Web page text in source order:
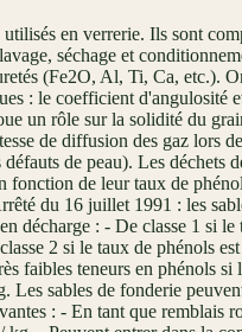
en verrerie. Ils sont
séchage et
(Fe2O, Al, Ti, Ca, etc.).
: le coefficient d'angulosité
un rôle sur la solidité du
de diffusion des gaz lors
de peau). Les déchets
fonction de leur taux de
du 16 juillet 1991 : les
décharge : - De classe 1 si le
2 si le taux de phénols
faibles teneurs en phénols si
Les sables de fonderie
: - En tant que remblais